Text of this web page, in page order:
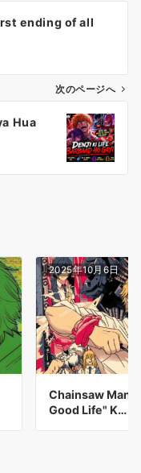
ending of all
次のページへ
Hua
2025年10月6日
Chainsaw Man
Good Life" K…